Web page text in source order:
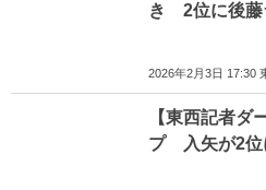
き 2位に後藤
2026年2月3日 17:30
【東西記者ダ
プ 入矢が2位